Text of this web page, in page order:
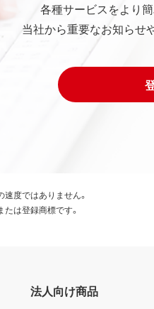
各種サービスをより
当社から重要なお知らせ
度ではありません。
は登録商標です。
法人向け商品